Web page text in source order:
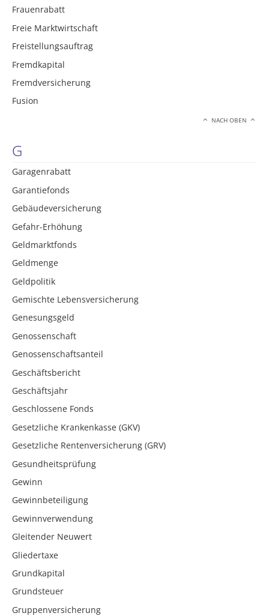
Frauenrabatt
Freie Marktwirtschaft
Freistellungsauftrag
Fremdkapital
Fremdversicherung
Fusion
NACH OBEN
G
Garagenrabatt
Garantiefonds
Gebäudeversicherung
Gefahr-Erhöhung
Geldmarktfonds
Geldmenge
Geldpolitik
Gemischte Lebensversicherung
Genesungsgeld
Genossenschaft
Genossenschaftsanteil
Geschäftsbericht
Geschäftsjahr
Geschlossene Fonds
Gesetzliche Krankenkasse (GKV)
Gesetzliche Rentenversicherung (GRV)
Gesundheitsprüfung
Gewinn
Gewinnbeteiligung
Gewinnverwendung
Gleitender Neuwert
Gliedertaxe
Grundkapital
Grundsteuer
Gruppenversicherung